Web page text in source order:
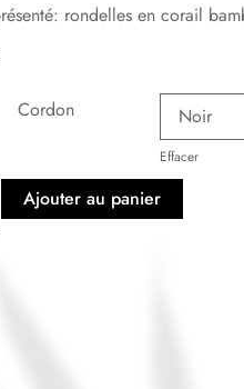
rondelles en corail
Cordon
Effacer
Ajouter au panier